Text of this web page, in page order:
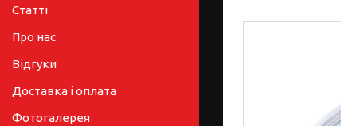
Статті
Про нас
Відгуки
Доставка і оплата
Фотогалерея